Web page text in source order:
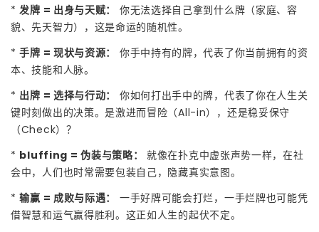
*发牌 = 出身与天赋：
你无法选择自己拿到什么牌（家庭、容
貌、先天智力），这是命运的随机性。
*手牌 = 现状与资源：
你手中持有的牌，代表了你当前拥有的资
本、技能和人脉。
* 出牌 = 选择与行动：
你如何打出手中的牌，代表了你在人生关
键时刻做出的决策。是激进而冒险（All-in），还是稳妥保守
（Check）？
* bluffing = 伪装与策略：
就像在扑克中虚张声势一样，在社
会中，人们也时常需要包装自己，隐藏真实意图。
*输赢 = 成败与际遇：
一手好牌可能会打烂，一手烂牌也可能凭
借智慧和运气赢得胜利。这正如人生的起伏不定。